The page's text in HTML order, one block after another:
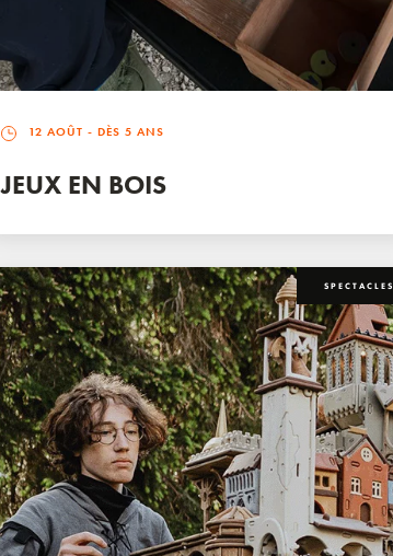
12 AOÛT - DÈS 5 ANS
JEUX EN BOIS
SPECTACLES